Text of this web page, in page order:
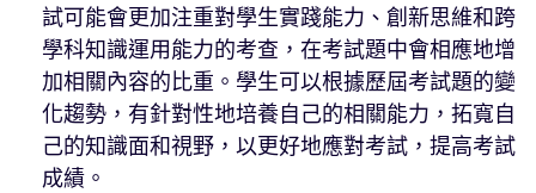
試可能會更加注重對學生實踐能力、創新思維和跨
學科知識運用能力的考查，在考試題中會相應地增
加相關內容的比重。學生可以根據歷屆考試題的變
化趨勢，有針對性地培養自己的相關能力，拓寬自
己的知識面和視野，以更好地應對考試，提高考試
成績。